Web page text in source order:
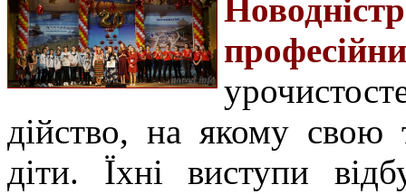
дійство, на якому свою
діти. Їхні виступи